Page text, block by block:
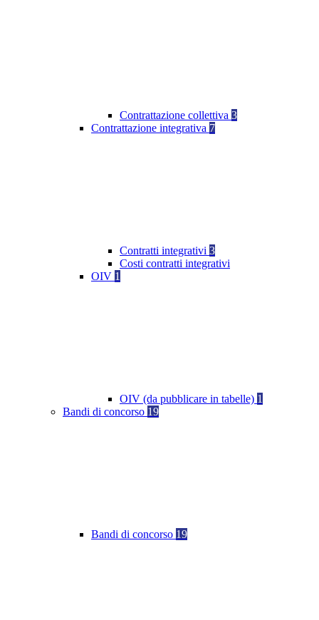
Contrattazione collettiva 3
Contrattazione integrativa 7
Contratti integrativi 3
Costi contratti integrativi
OIV 1
OIV (da pubblicare in tabelle) 1
Bandi di concorso 19
Bandi di concorso 19